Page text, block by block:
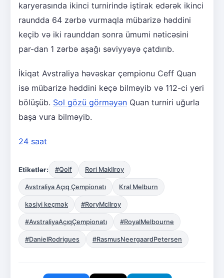
karyerasında ikinci turnirində iştirak edərək ikinci
raundda 64 zərbə vurmaqla mübarizə həddini
keçib və iki raunddan sonra ümumi nəticəsini
par-dan 1 zərbə aşağı səviyyəyə çatdırıb.
İkiqat Avstraliya həvəskar çempionu Ceff Quan
isə mübarizə həddini keçə bilməyib və 112-ci yeri
bölüşüb. Sol gözü görməyən Quan turniri uğurla
başa vura bilməyib.
24 saat
Etiketlər: #Qolf Rori MakIlroy
Avstraliya Açıq Çempionatı Kral Melburn
kəsiyi keçmək #RoryMcIlroy
#AvstraliyaAçıqÇempionatı #RoyalMelbourne
#DanielRodrigues #RasmusNeergaardPetersen